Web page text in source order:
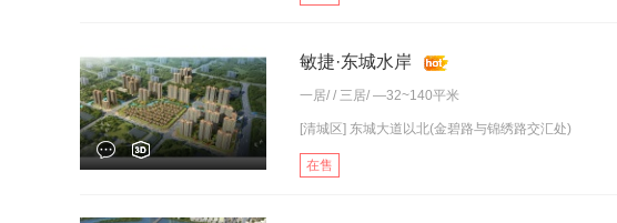
敏捷·东城水岸
一居/ / 三居/ —32~140平米
[清城区] 东城大道以北(金碧路与锦绣路交汇处)
在售